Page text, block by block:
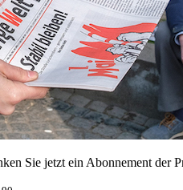
Sie jetzt ein Abonnement der